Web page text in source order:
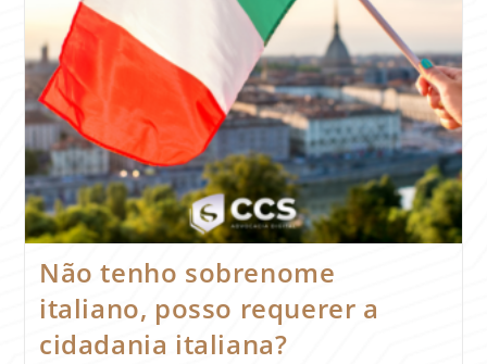
Não tenho sobrenome
italiano, posso requerer a
cidadania italiana?